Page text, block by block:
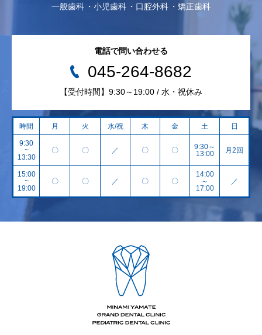
一般歯科 小児歯科 口腔外科 矯正歯科
電話で問い合わせる
045-264-8682
【受付時間】9:30～19:00 / 水・祝休み
時間 月 火 水/祝 木 金 土 日
9:30
~
13:30
〇 〇 ／ 〇 〇
9:30～
13:00
月2回
15:00
~
19:00
〇 〇 ／ 〇 〇
14:00
～
17:00
／